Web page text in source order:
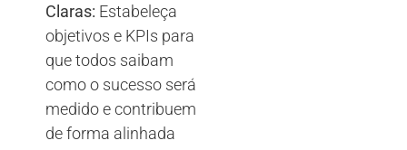
Claras: Estabeleça
objetivos e KPIs para
que todos saibam
como o sucesso será
medido e contribuem
de forma alinhada